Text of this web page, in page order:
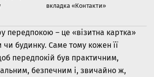
вкладка «Контакти»
передпокою – це «візитна картка»
будинку. Саме тому кожен її
передпокій був практичним,
безпечним і, звичайно ж,